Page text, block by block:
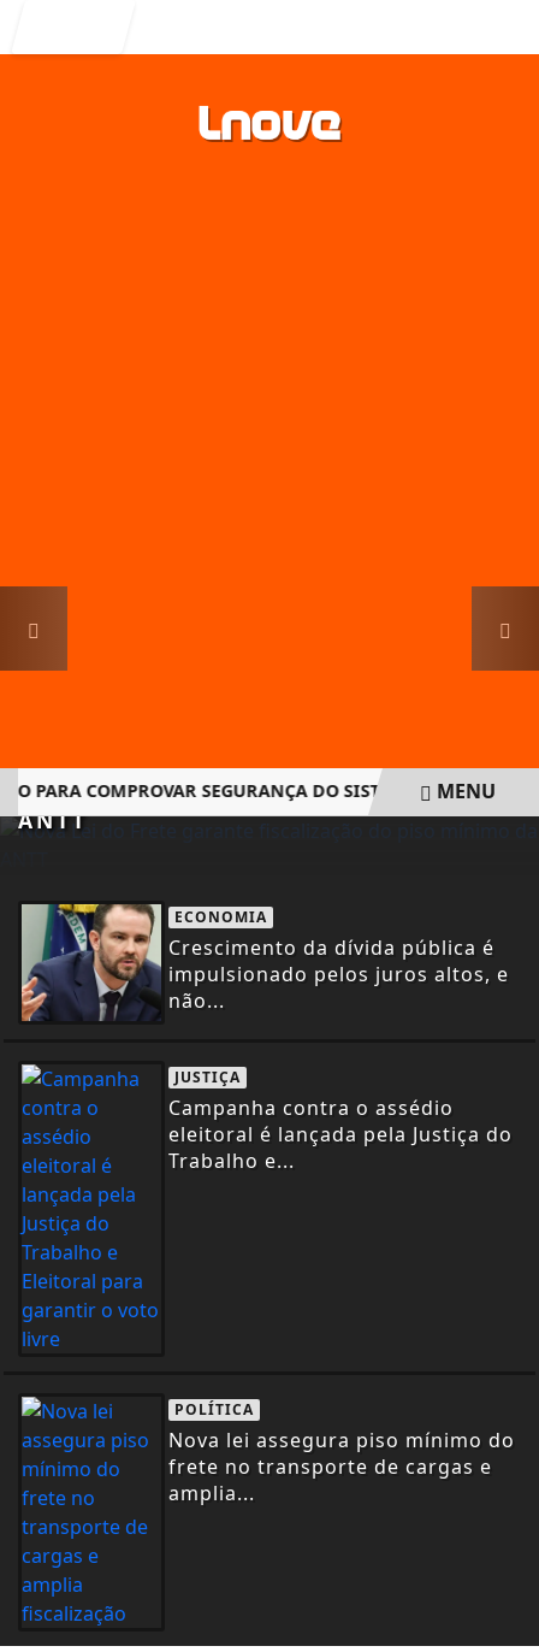
COMPROVAR SEGURANÇA DO SISTEMA JUSTIÇA DO
EM ALTA
MENU
FISCALIZAÇÃO DO PISO MÍNIMO DA
ANTT
ECONOMIA
Crescimento da dívida pública é
impulsionado pelos juros altos, e
não...
JUSTIÇA
Campanha contra o assédio
eleitoral é lançada pela Justiça do
Trabalho e...
POLÍTICA
Nova lei assegura piso mínimo do
frete no transporte de cargas e
amplia...